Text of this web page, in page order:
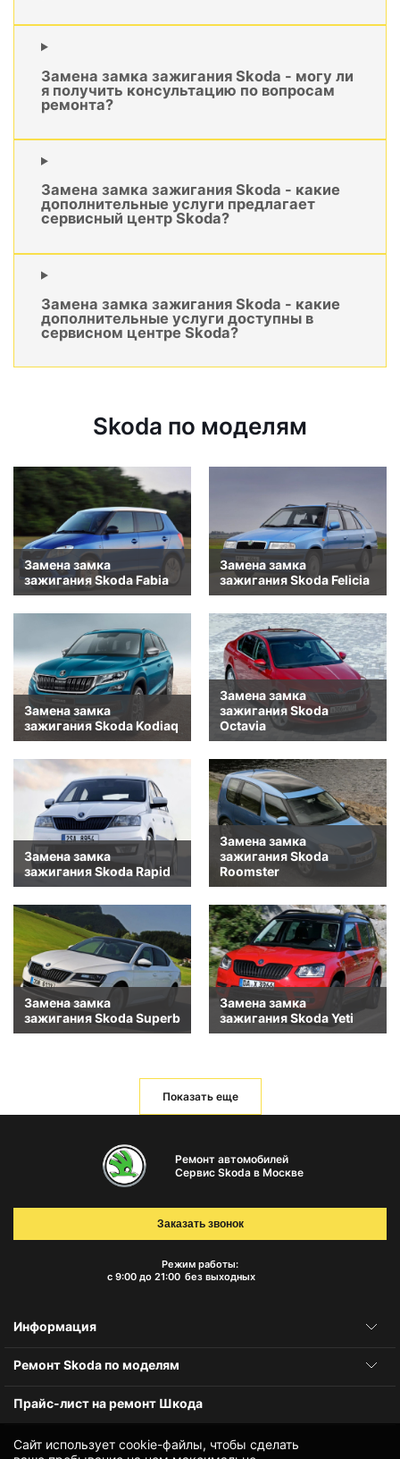
Замена замка зажигания Skoda - могу ли
я получить консультацию по вопросам
ремонта?
Замена замка зажигания Skoda - какие
дополнительные услуги предлагает
сервисный центр Skoda?
Замена замка зажигания Skoda - какие
дополнительные услуги доступны в
сервисном центре Skoda?
Skoda по моделям
Замена замка
зажигания Skoda Fabia
Замена замка
зажигания Skoda Felicia
Замена замка
зажигания Skoda Kodiaq
Замена замка
зажигания Skoda
Octavia
Замена замка
зажигания Skoda Rapid
Замена замка
зажигания Skoda
Roomster
Замена замка
зажигания Skoda Superb
Замена замка
зажигания Skoda Yeti
Показать еще
Сайт использует cookie-файлы, чтобы сделать
Ремонт автомобилей
Сервис Skoda в Москве
Режим работы:
с 9:00 до 21:00 без выходных
Заказать звонок
Информация
Ремонт Skoda по моделям
Прайс-лист на ремонт Шкода